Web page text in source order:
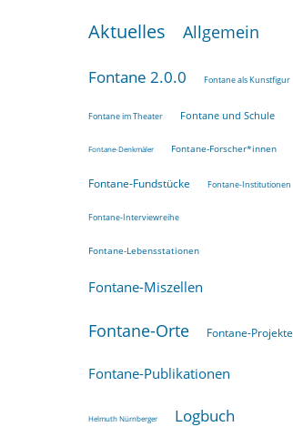
Aktuelles Allgemein
Fontane 2.0.0 Fontane als Kunstfigur
Fontane im Theater Fontane und Schule
Fontane-Denkmäler Fontane-Forscher*innen
Fontane-Fundstücke Fontane-Institutionen
Fontane-Interviewreihe
Fontane-Lebensstationen
Fontane-Miszellen
Fontane-Orte Fontane-Projekte
Fontane-Publikationen
Helmuth Nürnberger Logbuch